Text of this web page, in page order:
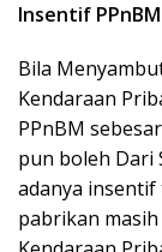
Insentif PPnBM
Bila
Kendaraan
PPnBM
pun boleh Dari
adanya
pabrikan